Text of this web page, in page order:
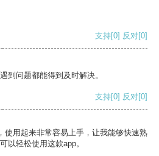
支持[0] 反对[0]
到问题都能得到及时解决。
支持[0] 反对[0]
使用起来非常容易上手，让我能够快速熟
以轻松使用这款app。